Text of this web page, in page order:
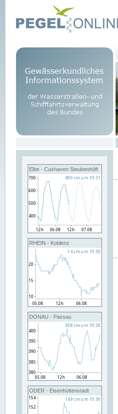
Elbe - Cuxhaven Steubenhöft
RHEIN - Koblenz
DONAU - Passau
ODER - Eisenhüttenstadt